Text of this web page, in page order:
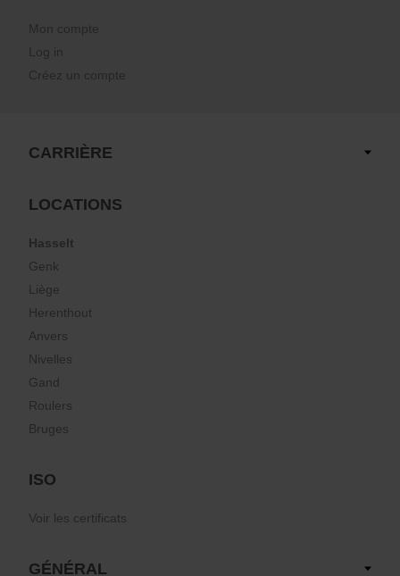
Mon compte
Log in
Créez un compte
CARRIÈRE
LOCATIONS
Hasselt
Genk
Liège
Herenthout
Anvers
Nivelles
Gand
Roulers
Bruges
ISO
Voir les certificats
GÉNÉRAL